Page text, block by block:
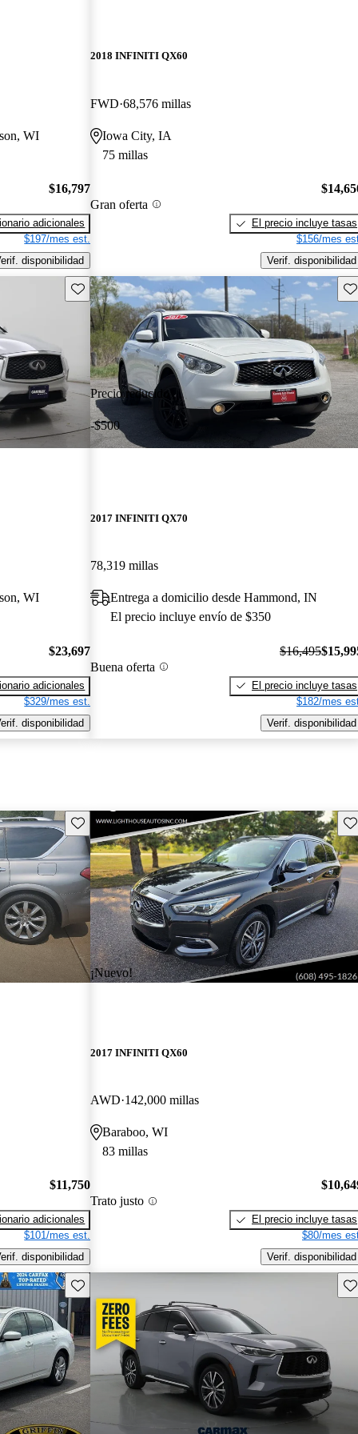
WI
$16,797
adicionales
$197/mes est.
disponibilidad
2018 INFINITI QX60
FWD 68,576 millas
Iowa City, IA
75 millas
Gran oferta
El precio incluye tasas
$156/mes
Verif. disponibilidad
Guarda este Aviso
WI
$23,697
adicionales
$329/mes est.
disponibilidad
Precio reducido
-$500
2017 INFINITI QX70
78,319 millas
Entrega a domicilio desde Hammond, IN
El precio incluye envío de $350
Buena oferta
$16,495
El precio incluye tasas
$182/mes
Verif. disponibilidad
Guarda este Aviso
$11,750
adicionales
$101/mes est.
disponibilidad
¡Nuevo!
2017 INFINITI QX60
AWD 142,000 millas
Baraboo, WI
83 millas
Trato justo
El precio incluye tasas
$80/mes
Verif. disponibilidad
Guarda este Aviso